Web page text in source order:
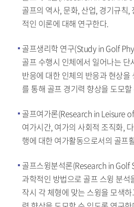
골프의 역사, 문화, 산업, 경기규칙,
적인 이론에 대해 연구한다.
골프생리학 연구(Study in Golf
골프 수행시 인체에서 일어나는 단
반응에 대한 인체의 반응과 현상을
를 통해 골프 경기력 향상을 도모할
골프여가론(Research in Leisure
여가시간, 여가의 사회적 조직화,
행에 대한 여가활동으로서의 골프
골프스윙분석론(Research in Golf
과학적인 방법으로 골프 스윙 분석
작시 각 체형에 맞는 스윙을 모색